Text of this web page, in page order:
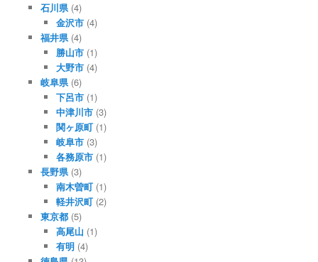
石川県(4)
金沢市 (4)
福井県(4)
勝山市 (1)
大野市 (4)
岐阜県(6)
下呂市 (1)
中津川市 (3)
関ヶ原町 (1)
岐阜市 (3)
各務原市 (1)
長野県(3)
南木曽町 (1)
軽井沢町 (2)
東京都(5)
高尾山 (1)
有明 (4)